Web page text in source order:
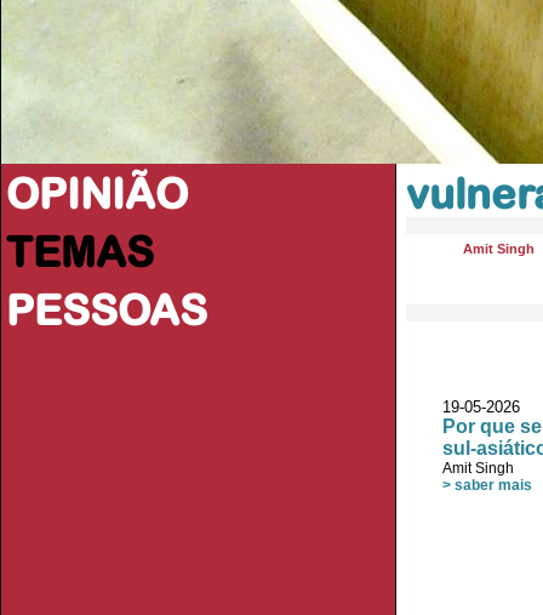
OPINIÃO
TEMAS
PESSOAS
Amit Singh
19-05-
Por que
sul-
Amit Singh
> saber mais